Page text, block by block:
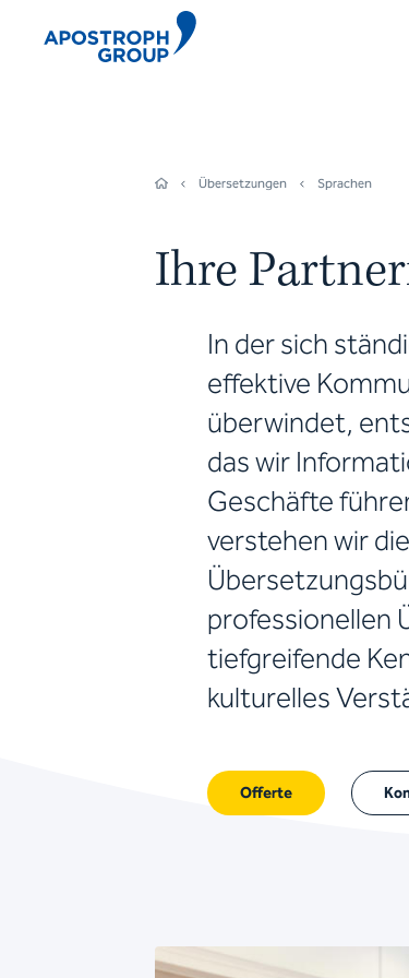
Übersetzungen Sprachen
Ihre
In der sich
effektive
überwindet,
das wir
Geschäfte
verstehen wir
professionellen
tiefgreifende
kulturelles
Offerte